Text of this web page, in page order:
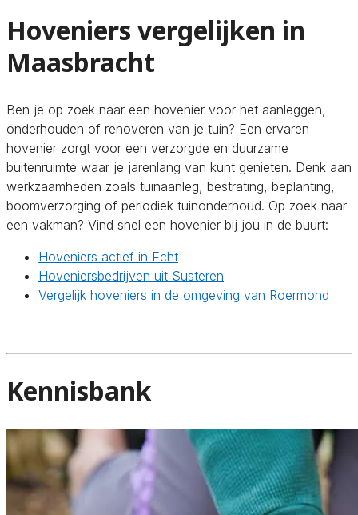
Hoveniers vergelijken in
Maasbracht
Ben je op zoek naar een hovenier voor het aanleggen,
onderhouden of renoveren van je tuin? Een ervaren
hovenier zorgt voor een verzorgde en duurzame
buitenruimte waar je jarenlang van kunt genieten. Denk aan
werkzaamheden zoals tuinaanleg, bestrating, beplanting,
boomverzorging of periodiek tuinonderhoud. Op zoek naar
een vakman? Vind snel een hovenier bij jou in de buurt:
Hoveniers actief in Echt
Hoveniersbedrijven uit Susteren
Vergelijk hoveniers in de omgeving van Roermond
Kennisbank